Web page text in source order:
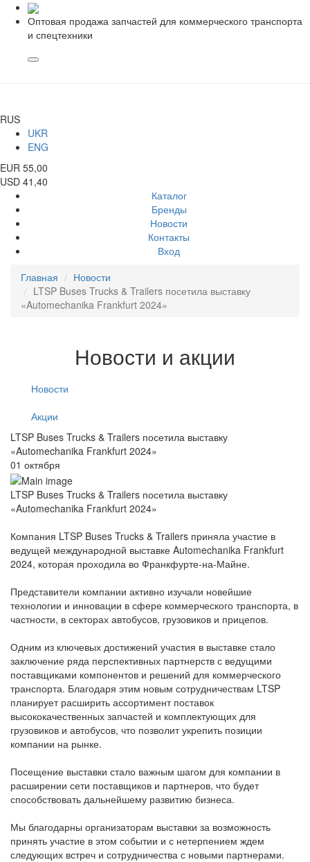
Оптовая продажа запчастей для коммерческого транспорта
и спецтехники
RUS
UKR
ENG
EUR 55,00
USD 41,40
Каталог
Бренды
Новости
Контакты
Вход
Главная
Новости
LTSP Buses Trucks & Trailers посетила выставку
«Automechanika Frankfurt 2024»
Новости и акции
Новости
Акции
LTSP Buses Trucks & Trailers посетила выставку
«Automechanika Frankfurt 2024»
01 октября
LTSP Buses Trucks & Trailers посетила выставку
«Automechanika Frankfurt 2024»
Компания LTSP Buses Trucks & Trailers приняла участие в
ведущей международной выставке Automechanika Frankfurt
2024, которая проходила во Франкфурте-на-Майне.
Представители компании активно изучали новейшие
технологии и инновации в сфере коммерческого транспорта, в
частности, в секторах автобусов, грузовиков и прицепов.
Одним из ключевых достижений участия в выставке стало
заключение ряда перспективных партнерств с ведущими
поставщиками компонентов и решений для коммерческого
транспорта. Благодаря этим новым сотрудничествам LTSP
планирует расширить ассортимент поставок
высококачественных запчастей и комплектующих для
грузовиков и автобусов, что позволит укрепить позиции
компании на рынке.
Посещение выставки стало важным шагом для компании в
расширении сети поставщиков и партнеров, что будет
способствовать дальнейшему развитию бизнеса.
Мы благодарны организаторам выставки за возможность
принять участие в этом событии и с нетерпением ждем
следующих встреч и сотрудничества с новыми партнерами.